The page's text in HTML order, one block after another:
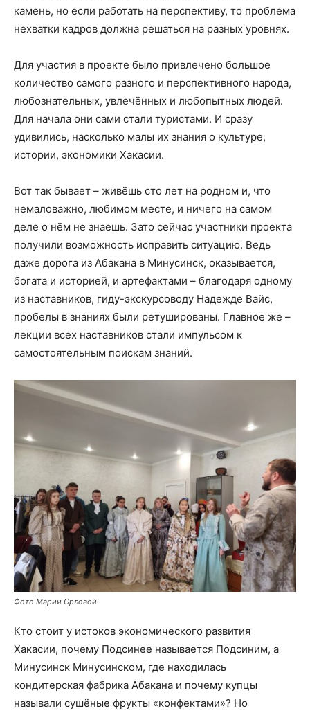
камень, но если работать на перспективу, то проблема
нехватки кадров должна решаться на разных уровнях.
Для участия в проекте было привлечено большое
количество самого разного и перспективного народа,
любознательных, увлечённых и любопытных людей.
Для начала они сами стали туристами. И сразу
удивились, насколько малы их знания о культуре,
истории, экономики Хакасии.
Вот так бывает – живёшь сто лет на родном и, что
немаловажно, любимом месте, и ничего на самом
деле о нём не знаешь. Зато сейчас участники проекта
получили возможность исправить ситуацию. Ведь
даже дорога из Абакана в Минусинск, оказывается,
богата и историей, и артефактами – благодаря одному
из наставников, гиду-экскурсоводу Надежде Вайс,
пробелы в знаниях были ретушированы. Главное же –
лекции всех наставников стали импульсом к
самостоятельным поискам знаний.
Фото Марии Орловой
Кто стоит у истоков экономического развития
Хакасии, почему Подсинее называется Подсиним, а
Минусинск Минусинском, где находилась
кондитерская фабрика Абакана и почему купцы
называли сушёные фрукты «конфектами»? Но